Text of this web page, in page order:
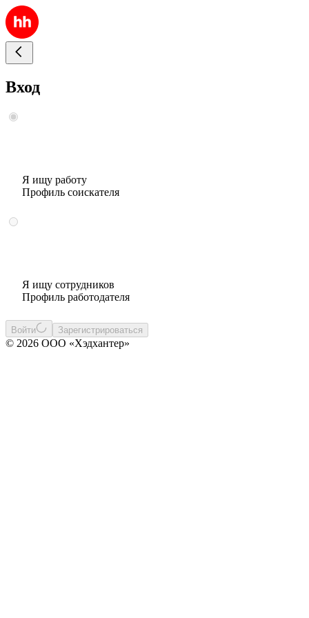
Вход
Я ищу работу
Профиль соискателя
Я ищу сотрудников
Профиль работодателя
Войти Зарегистрироваться
© 2026 ООО «Хэдхантер»